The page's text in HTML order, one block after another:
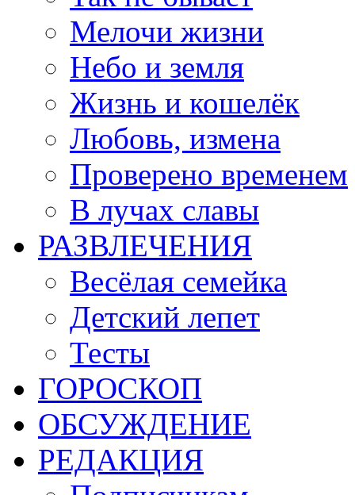
Мелочи жизни
Небо и земля
Жизнь и кошелёк
Любовь, измена
Проверено временем
В лучах славы
РАЗВЛЕЧЕНИЯ
Весёлая семейка
Детский лепет
Тесты
ГОРОСКОП
ОБСУЖДЕНИЕ
РЕДАКЦИЯ